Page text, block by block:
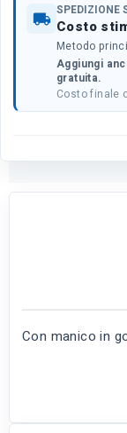
local_shipping SPEDIZIONE
Costo
Metodo
Aggiungi
gratuita.
Costo finale
Con manico in